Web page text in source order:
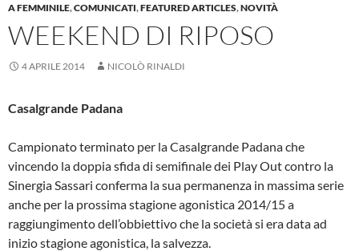
A FEMMINILE,COMUNICATI,FEATURED ARTICLES,NOVITÀ
WEEKEND DI RIPOSO
4 APRILE 2014 NICOLÒ RINALDI
Casalgrande Padana
Campionato terminato per la Casalgrande Padana che
vincendo la doppia sfida di semifinale dei Play Out contro la
Sinergia Sassari conferma la sua permanenza in massima serie
anche per la prossima stagione agonistica 2014/15 a
raggiungimento dell’obbiettivo che la società si era data ad
inizio stagione agonistica, la salvezza.